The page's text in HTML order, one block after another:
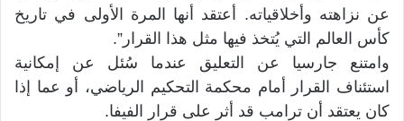
عن نزاهته وأخلاقياته. أعتقد أنها المرة الأولى في تاريخ
كأس العالم التي يُتخذ فيها مثل هذا القرار”.
وامتنع جارسيا عن التعليق عندما سُئل عن إمكانية
استئناف القرار أمام محكمة التحكيم الرياضي، أو عما إذا
كان يعتقد أن ترامب قد أثر على قرار الفيفا.